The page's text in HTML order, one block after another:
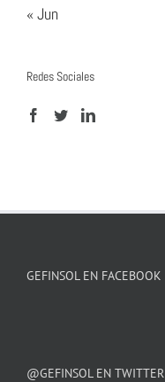
« Jun
Redes Sociales
GEFINSOL EN FACEBOOK
@GEFINSOL EN TWITTER